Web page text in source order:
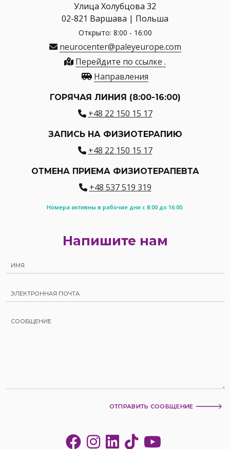
Улица Холубцова 32
02-821 Варшава | Польша
Открыто: 8:00 - 16:00
neurocenter@paleyeurope.com
Перейдите по ссылке .
Направления
ГОРЯЧАЯ ЛИНИЯ (8:00-16:00)
+48 22 150 15 17
ЗАПИСЬ НА ФИЗИОТЕРАПИЮ
+48 22 150 15 17
ОТМЕНА ПРИЕМА ФИЗИОТЕРАПЕВТА
+48 537 519 319
Номера активны в рабочие дни с 8:00 до 16:00.
Напишите нам
ОТПРАВИТЬ СООБЩЕНИЕ